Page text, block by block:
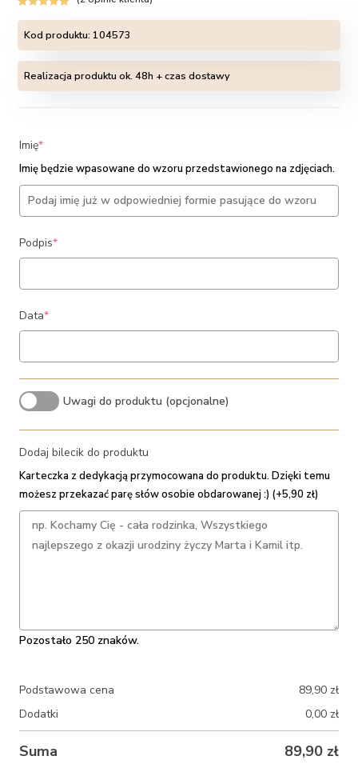
5.00
na 5 na
podstawie
ocen
klientów
Kod produktu: 104573
Realizacja produktu ok. 48h + czas dostawy
Imię*(required)
Imię będzie wpasowane do wzoru przedstawionego na zdjęciach.
Podpis*(required)
Data*(required)
Uwagi do produktu (opcjonalne)
Dodaj bilecik do produktu
Karteczka z dedykacją przymocowana do produktu. Dzięki temu
możesz przekazać parę słów osobie obdarowanej :) (+5,90 zł)
Pozostało 250 znaków.
Podstawowa cena 89,90 zł
Dodatki
0,00 zł
Suma 89,90 zł